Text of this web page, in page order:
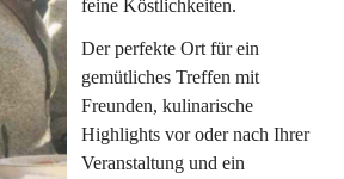
feine Köstlichkeiten.
Der perfekte Ort für ein
gemütliches Treffen mit
Freunden, kulinarische
Highlights vor oder nach Ihrer
Veranstaltung und ein